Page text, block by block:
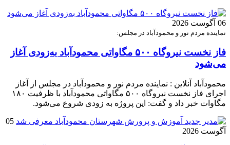
06 آگوست 2026
نماینده مردم نور و محمودآباد در مجلس:
فاز نخست نیروگاه ۵۰۰ مگاواتی محمودآباد به‌زودی آغاز
می‌شود
محمودآباد آنلاین : نماینده مردم نور و محمودآباد در مجلس از آغاز
اجرای فاز نخست نیروگاه ۵۰۰ مگاواتی محمودآباد با ظرفیت ۱۸۰
مگاوات خبر داد و گفت: این پروژه به زودی شروع می‌شود.
05
آگوست 2026